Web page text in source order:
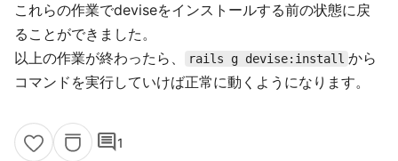
これらの作業でdeviseをインストールする前の状態に戻
ることができました。
以上の作業が終わったら、
rails g devise:install から
コマンドを実行していけば正常に動くようになります。
comment1